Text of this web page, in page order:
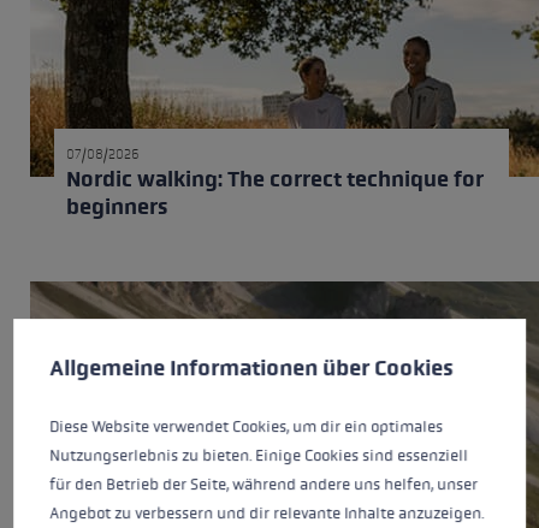
07/08/2026
Nordic walking: The correct technique for
beginners
Cookie preferences
This website uses cookies to give you the best possible experience.
Allgemeine Informationen über Cookies
Diese Website verwendet Cookies, um dir ein optimales
Nutzungserlebnis zu bieten. Einige Cookies sind essenziell
für den Betrieb der Seite, während andere uns helfen, unser
Angebot zu verbessern und dir relevante Inhalte anzuzeigen.